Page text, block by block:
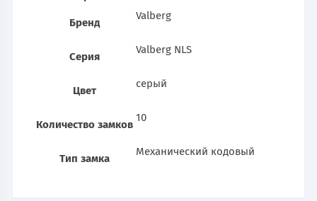
Бренд
Valberg
Серия
Valberg NLS
Цвет
серый
Количество замков
10
Тип замка
Механический кодовый